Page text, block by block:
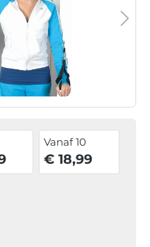
Vanaf 10
€ 18,99